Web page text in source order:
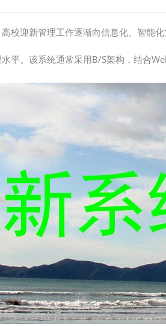
校迎新管理工作逐渐向信息化、智能
平。该系统通常采用B/S架构，结合